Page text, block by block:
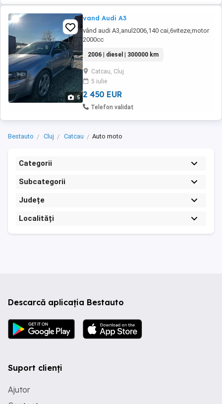
5
vand Audi A3
vând audi A3,anul2006,140 cai,6viteze,motor
2000cc
2006 | diesel | 300000 km
Catcau, Cluj
5 iulie
2 450 EUR
Telefon validat
Bestauto Cluj Catcau Auto moto
Categorii
Subcategorii
Județe
Localități
Descarcă aplicația Bestauto
Suport clienți
Ajutor